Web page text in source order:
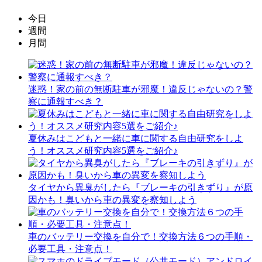
今日
週間
月間
迷惑！家の前の無断駐車が邪魔！違反じゃないの？警
察に通報すべき？
夏休みはこどもと一緒に車に関する自由研究をしよ
う！オススメ研究内容5選をご紹介♪
タイヤから異臭がしたら『ブレーキの引きずり』が原
因かも！臭いから車の異変を察知しよう
車のバッテリー交換を自分で！交換方法６つの手順・
必要工具・注意点！